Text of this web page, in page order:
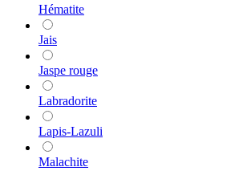
Hématite
Jais
Jaspe rouge
Labradorite
Lapis-Lazuli
Malachite